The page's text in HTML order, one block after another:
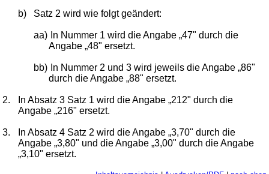
b) Satz 2 wird wie folgt geändert:
aa)
In Nummer 1 wird die Angabe „47" durch die
Angabe „48" ersetzt.
bb)
In Nummer 2 und 3 wird jeweils die Angabe „86"
durch die Angabe „88" ersetzt.
2.
In Absatz 3 Satz 1 wird die Angabe „212" durch die
Angabe „216" ersetzt.
3.
In Absatz 4 Satz 2 wird die Angabe „3,70" durch die
Angabe „3,80" und die Angabe „3,00" durch die Angabe
„3,10" ersetzt.